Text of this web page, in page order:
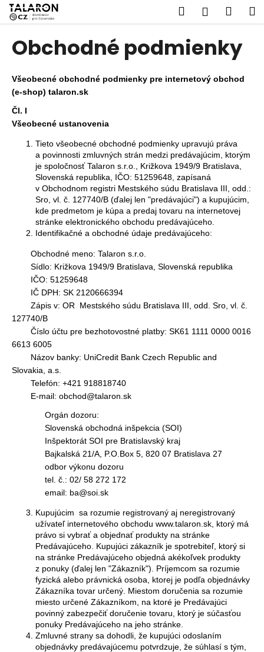
Prejsť
obsah
Hľadať
Obchodné podmienky
Všeobecné obchodné podmienky pre internetový obchod
(e-shop) talaron.sk
Čl. I
Všeobecné ustanovenia
Tieto všeobecné obchodné podmienky upravujú práva
a povinnosti zmluvných strán medzi predávajúcim, ktorým
je spoločnosť Talaron s.r.o., Križkova 1949/9 Bratislava,
Slovenská republika, IČO: 51259648, zapísaná
v Obchodnom registri Mestského súdu Bratislava III, odd.:
Sro, vl. č. 127740/B (ďalej len "predávajúci") a kupujúcim,
kde predmetom je kúpa a predaj tovaru na internetovej
stránke elektronického obchodu predávajúceho.
Identifikačné a obchodné údaje predávajúceho:
Obchodné meno: Talaron s.r.o.
Sídlo: Križkova 1949/9 Bratislava, Slovenská republika
IČO: 51259648
IČ DPH: SK 2120666394
Zápis v: OR Mestského súdu Bratislava III, odd. Sro, vl. č.
127740/B
Číslo účtu pre bezhotovostné platby: SK61 1111 0000 0016
6613 6005
Názov banky: UniCredit Bank Czech Republic and
Slovakia, a.s.
Telefón: +421 918818740
E-mail: obchod@talaron.sk
Orgán dozoru:
Slovenská obchodná inšpekcia (SOI)
Inšpektorát SOI pre Bratislavský kraj
Bajkalská 21/A, P.O.Box 5, 820 07 Bratislava 27
odbor výkonu dozoru
tel. č.: 02/ 58 272 172
email: ba@soi.sk
Kupujúcim sa rozumie registrovaný aj neregistrovaný
užívateľ internetového obchodu www.talaron.sk, ktorý má
právo si vybrať a objednať produkty na stránke
Predávajúceho. Kupujúci zákazník je spotrebiteľ, ktorý si
na stránke Predávajúceho objedná akékoľvek produkty
z ponuky (ďalej len "Zákazník"). Príjemcom sa rozumie
fyzická alebo právnická osoba, ktorej je podľa objednávky
Zákazníka tovar určený. Miestom doručenia sa rozumie
miesto určené Zákazníkom, na ktoré je Predávajúci
povinný zabezpečiť doručenie tovaru, ktorý je súčasťou
ponuky Predávajúceho na jeho stránke.
Zmluvné strany sa dohodli, že kupujúci odoslaním
objednávky predávajúcemu potvrdzuje, že súhlasí s tým,
o
o
p
o
t
ť
?
HĽADAŤ